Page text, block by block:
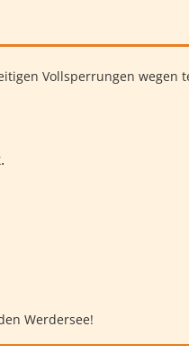
Vollsperrungen wegen
Werdersee!